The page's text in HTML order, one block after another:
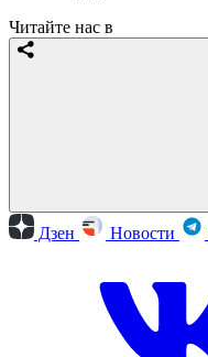
Читайте нас в
Дзен Новости